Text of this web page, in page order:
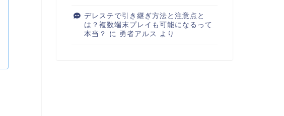
デレステで引き継ぎ方法と注意点と
は？複数端末プレイも可能になるって
本当？
に 勇者アルス より